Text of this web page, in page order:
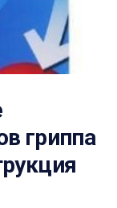
гриппа